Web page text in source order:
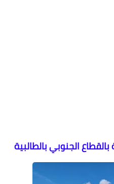
الجنوبي بالطالبية